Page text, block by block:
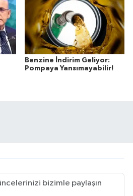
Benzine İndirim Geliyor:
Pompaya Yansımayabilir!